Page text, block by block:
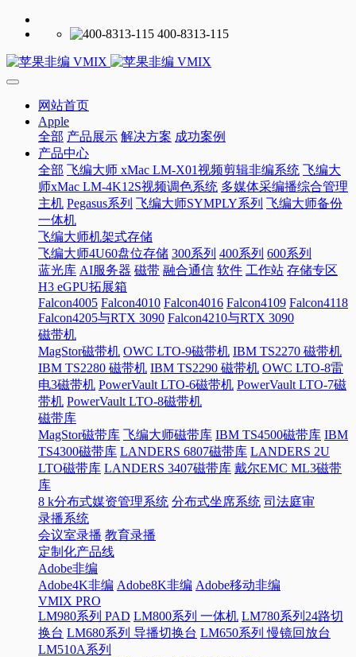
400-8313-115
网站首页
Apple
全部 产品展示 解决方案 成功案例
产品中心
全部 飞编大师 xMac LM-X01视频剪辑非编系统 飞编大
师xMac LM-4K12S视频调色系统 多媒体采编播综合管理
主机 Pegasus系列 飞编大师SYMPLY系列 飞编大师备份
一体机
飞编大师机架式存储
飞编大师4U60盘位存储 300系列 400系列 600系列
蓝光库 AI服务器 磁带 融合通信 软件 工作站 存储专区
H3 eGPU拓展箱
Falcon4005 Falcon4010 Falcon4016 Falcon4109 Falcon4118
Falcon4205与RTX 3090 Falcon4210与RTX 3090
磁带机
MagStor磁带机 OWC LTO-9磁带机 IBM TS2270 磁带机
IBM TS2280 磁带机 IBM TS2290 磁带机 OWC LTO-8雷
电3磁带机 PowerVault LTO-6磁带机 PowerVault LTO-7磁
带机 PowerVault LTO-8磁带机
磁带库
MagStor磁带库 飞编大师磁带库 IBM TS4500磁带库 IBM
TS4300磁带库 LANDERS 6807磁带库 LANDERS 2U
LTO磁带库 LANDERS 3407磁带库 戴尔EMC ML3磁带
库
8 k分布式媒资管理系统 分布式坐席系统 司法庭审
录播系统
会议室录播 教育录播
定制化产品线
Adobe非编
Adobe4K非编 Adobe8K非编 Adobe移动非编
VMIX PRO
LM980系列 PAD LM800系列 一体机 LM780系列24路切
换台 LM680系列 导播切换台 LM650系列 慢镜回放台
LM510A系列